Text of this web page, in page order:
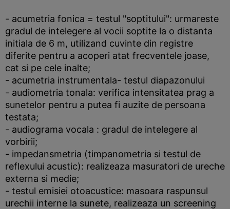
- acumetria fonica = testul "soptitului": urmareste
gradul de intelegere al vocii soptite la o distanta
initiala de 6 m, utilizand cuvinte din registre
diferite pentru a acoperi atat frecventele joase,
cat si pe cele inalte;
- acumetria instrumentala- testul diapazonului
- audiometria tonala: verifica intensitatea prag a
sunetelor pentru a putea fi auzite de persoana
testata;
- audiograma vocala : gradul de intelegere al
vorbirii;
- impedansmetria (timpanometria si testul de
reflexului acustic): realizeaza masuratori de ureche
externa si medie;
- testul emisiei otoacustice: masoara raspunsul
urechii interne la sunete, realizeaza un screening